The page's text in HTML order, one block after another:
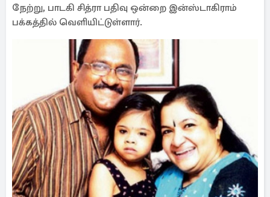
நேற்று, பாடகி சித்ரா பதிவு ஒன்றை இன்ஸ்டாகிராம்
பக்கத்தில் வெளியிட்டுள்ளார்.